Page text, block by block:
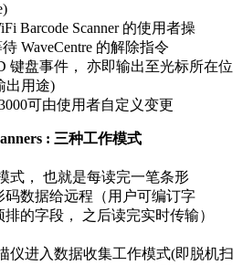
Barcode Scanner 的使用者操
待 WaveCentre 的解除指令
事件， 亦即输出至光标所在位
出用途)
可由使用者自定义变更
: 三种工作模式
， 也就是每读完一笔条形
码数据给远程（用户可编订字
排的字段， 之后读完实时传输）
仪进入数据收集工作模式(即脱机扫